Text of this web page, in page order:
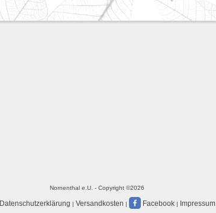
Nornenthal e.U. - Copyright ©2026
Datenschutzerklärung | Versandkosten | Facebook| Impressum